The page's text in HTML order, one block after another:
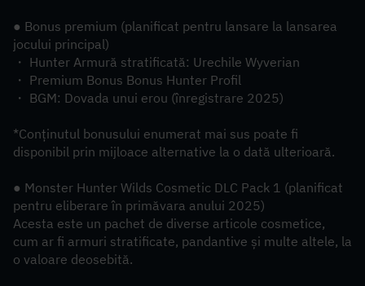
● Bonus premium (planificat pentru lansare la lansarea
jocului principal)
・ Hunter Armură stratificată: Urechile Wyverian
・ Premium Bonus Bonus Hunter Profil
・ BGM: Dovada unui erou (înregistrare 2025)
*Conținutul bonusului enumerat mai sus poate fi
disponibil prin mijloace alternative la o dată ulterioară.
● Monster Hunter Wilds Cosmetic DLC Pack 1 (planificat
pentru eliberare în primăvara anului 2025)
Acesta este un pachet de diverse articole cosmetice,
cum ar fi armuri stratificate, pandantive și multe altele, la
o valoare deosebită.